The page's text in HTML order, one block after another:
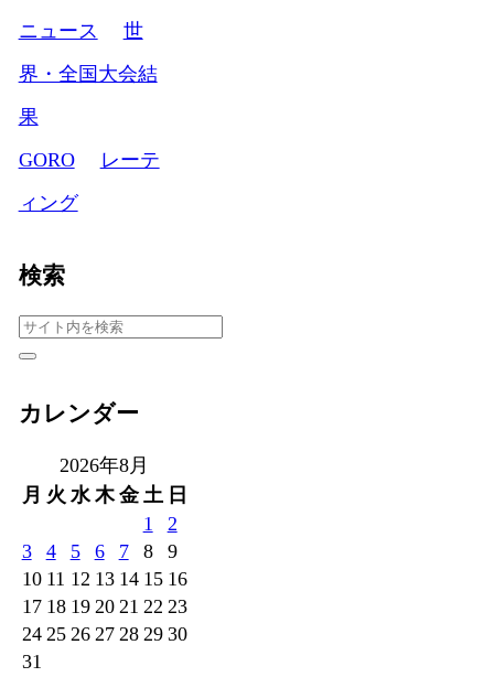
ニュース
世
界・全国大会結
果
GORO
レーテ
ィング
検索
カレンダー
2026年8月
月 火 水 木 金 土 日
1
2
3
4 5 6 7 8
9
10 11 12 13 14 15 16
17 18 19 20 21 22 23
24 25 26 27 28 29 30
31